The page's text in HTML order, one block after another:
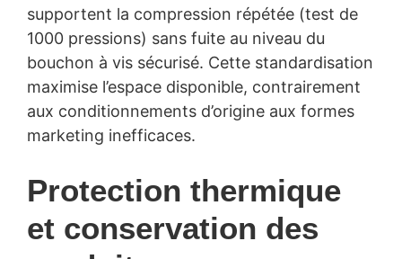
supportent la compression répétée (test de
1000 pressions) sans fuite au niveau du
bouchon à vis sécurisé. Cette standardisation
maximise l’espace disponible, contrairement
aux conditionnements d’origine aux formes
marketing inefficaces.
Protection thermique
et conservation des